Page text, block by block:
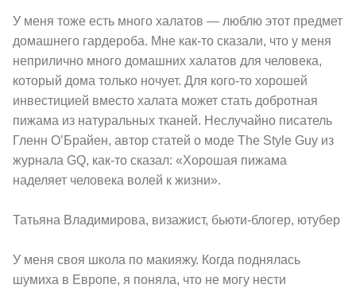
У меня тоже есть много халатов — люблю этот предмет
домашнего гардероба. Мне как-то сказали, что у меня
неприлично много домашних халатов для человека,
который дома только ночует. Для кого-то хорошей
инвестицией вместо халата может стать добротная
пижама из натуральных тканей. Неслучайно писатель
Гленн О’Брайен, автор статей о моде The Style Guy из
журнала GQ, как-то сказал: «Хорошая пижама
наделяет человека волей к жизни».
Татьяна Владимирова, визажист, бьюти-блогер, ютубер
У меня своя школа по макияжу. Когда поднялась
шумиха в Европе, я поняла, что не могу нести